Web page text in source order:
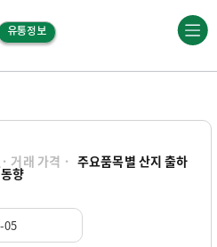
유통정보
· 거래 가격 · 주요품목별 산지 출하
동향